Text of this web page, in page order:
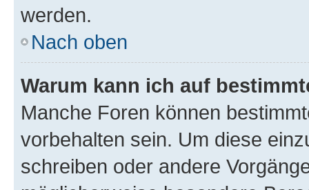
werden.
Nach oben
Warum kann ich auf
Manche Foren können
vorbehalten sein. Um diese
schreiben oder andere